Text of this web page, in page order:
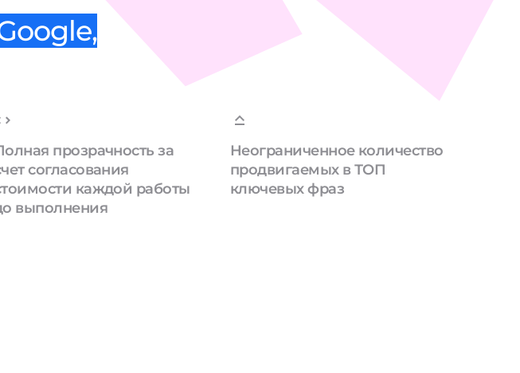
прозрачность за
согласования
каждой работы
выполнения
Неограниченное количество
продвигаемых в ТОП
ключевых фраз